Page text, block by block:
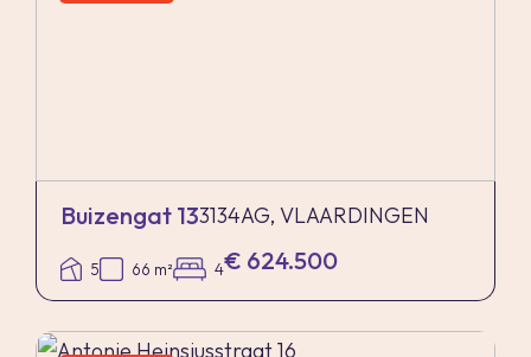
Buizengat 133134AG, VLAARDINGEN
5 66 m² 4€ 624.500